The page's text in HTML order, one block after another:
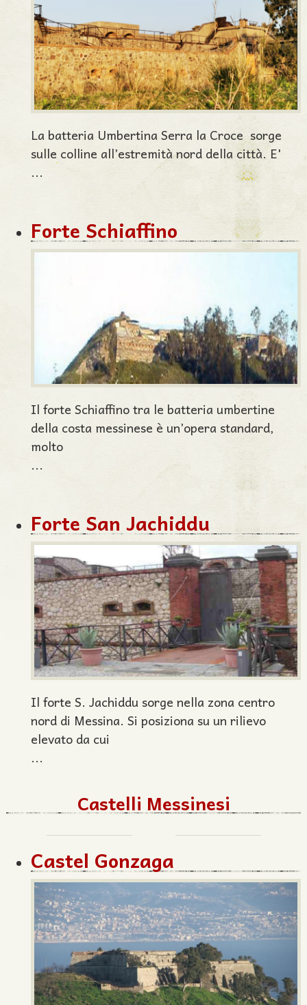
La batteria Umbertina Serra la Croce sorge
sulle colline all’estremità nord della città. E'
...
Forte Schiaffino
Il forte Schiaffino tra le batteria umbertine
della costa messinese è un’opera standard,
molto
...
Forte San Jachiddu
Il forte S. Jachiddu sorge nella zona centro
nord di Messina. Si posiziona su un rilievo
elevato da cui
...
Castelli Messinesi
Castel Gonzaga